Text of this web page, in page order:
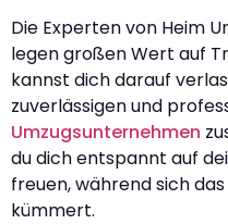
Die Experten von Heim
legen großen Wert auf
kannst dich darauf
zuverlässigen und
Umzugsunternehmen
du dich entspannt auf
freuen, während sich
kümmert.